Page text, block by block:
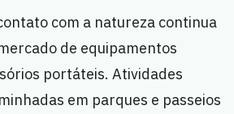
com a natureza continua
de equipamentos
portáteis. Atividades
em parques e passeios